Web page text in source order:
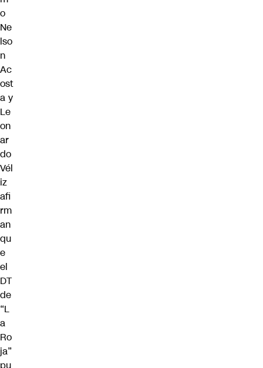
o
Ne
lso
n
Ac
ost
a y
Le
on
ar
do
Vél
iz
afi
rm
an
qu
e
el
DT
de
“L
a
Ro
ja”
pu